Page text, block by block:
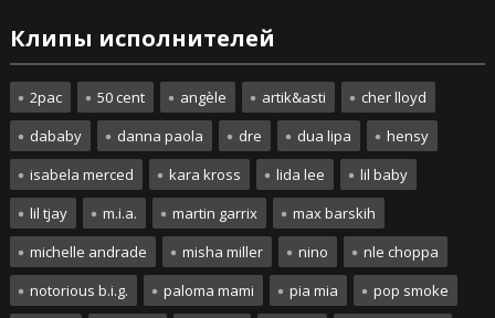
Клипы исполнителей
2pac 50 cent angèle artik&asti
cher lloyd
dababy
danna paola dre dua lipa
hensy
isabela merced
kara kross lida lee
lil baby
lil tjay
m.i.a. martin garrix
max barskih
michelle andrade
misha miller nino
nle choppa
notorious b.i.g.
paloma mami pia mia pop smoke